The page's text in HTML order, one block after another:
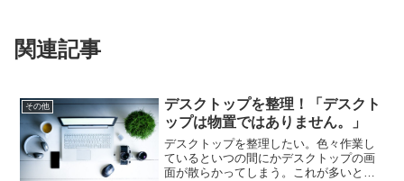
関連記事
その他
デスクトップを整理！「デスクト
ップは物置ではありません。」
デスクトップを整理したい。色々作業し
ているといつの間にかデスクトップの画
面が散らかってしまう。これが多いと作